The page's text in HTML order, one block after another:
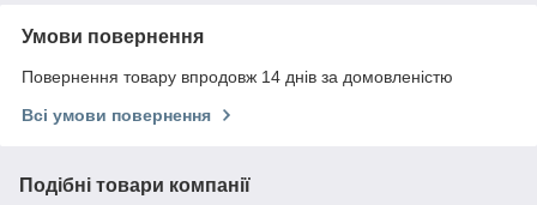
Умови повернення
Повернення товару впродовж 14 днів за домовленістю
Всі умови повернення
Подібні товари компанії